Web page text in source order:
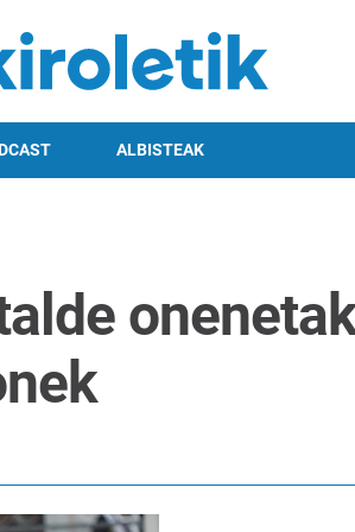
ALBISTEAK